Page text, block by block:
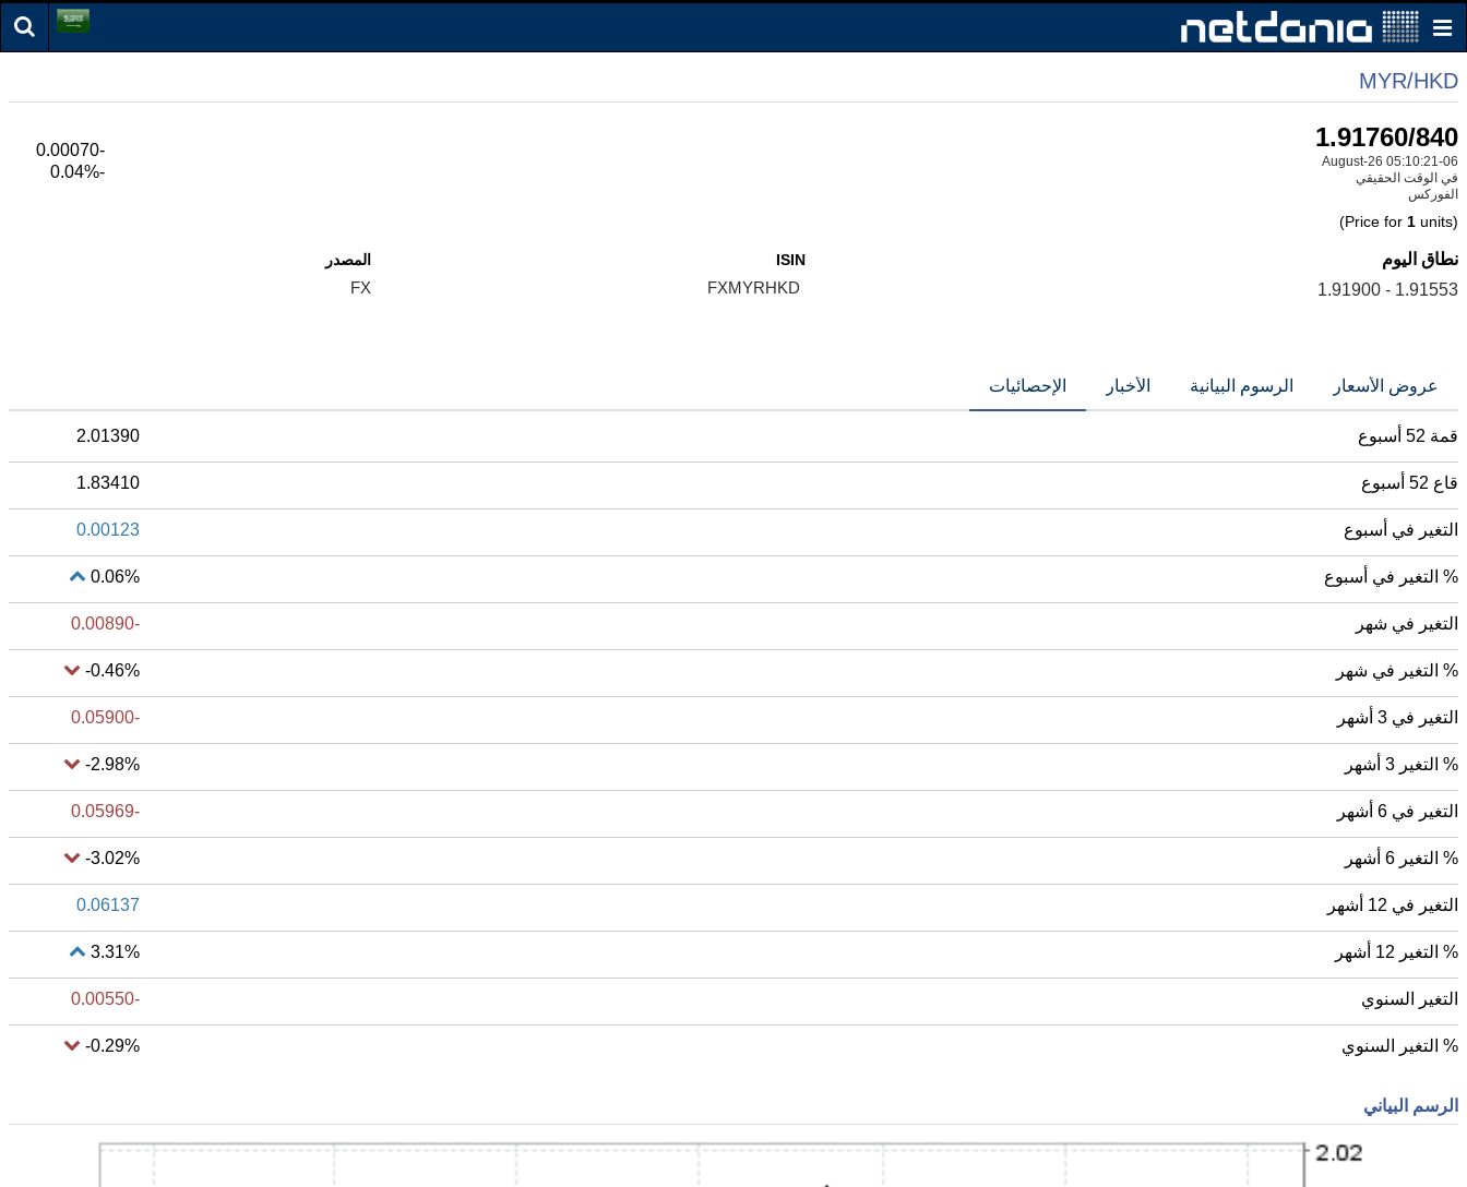
MYR/HKD
1.91760/840
06-August-26 05:10:21
في الوقت الحقيقي
الفوركس
-0.00070
-0.04%
(Price for
1 units)
نطاق اليوم
1.91553 - 1.91900
ISIN
FXMYRHKD
المصدر
FX
عروض الأسعار الرسوم البيانية الأخبار الإحصائيات
قمة 52 أسبوع 2.01390
قاع 52 أسبوع 1.83410
التغير في أسبوع 0.00123
% التغير في أسبوع 0.06%
التغير في شهر -0.00890
% التغير في شهر -0.46%
التغير في 3 أشهر -0.05900
% التغير 3 أشهر -2.98%
التغير في 6 أشهر -0.05969
% التغير 6 أشهر -3.02%
التغير في 12 أشهر 0.06137
% التغير 12 أشهر 3.31%
التغير السنوي -0.00550
% التغير السنوي -0.29%
الرسم البياني